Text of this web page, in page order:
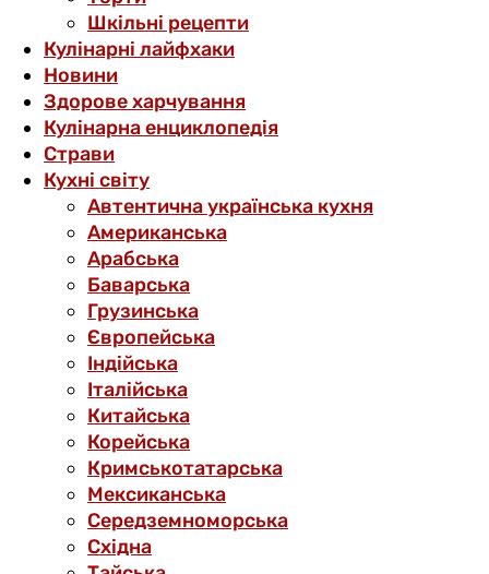
Шкільні рецепти
Кулінарні лайфхаки
Новини
Здорове харчування
Кулінарна енциклопедія
Страви
Кухні світу
Автентична українська кухня
Американська
Арабська
Баварська
Грузинська
Європейська
Індійська
Італійська
Китайська
Корейська
Кримськотатарська
Мексиканська
Середземноморська
Східна